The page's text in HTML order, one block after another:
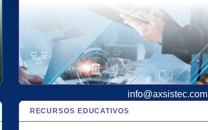
RECURSOS EDUCATIVOS
6 NOV 2024
1001, Monterrey,
N.L. CP 64549
Teléfono:
81
8057 1818
Mail:
info@axsistec.com